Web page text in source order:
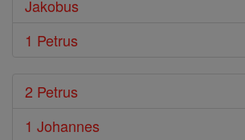
Jakobus
1 Petrus
2 Petrus
1 Johannes